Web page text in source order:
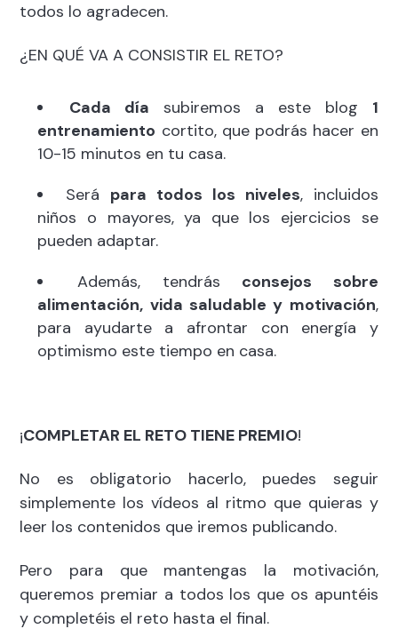
todos lo agradecen.
¿EN QUÉ VA A CONSISTIR EL RETO?
Cada día subiremos a este blog 1
entrenamiento cortito, que podrás hacer en
10-15 minutos en tu casa.
Será para todos los niveles, incluidos
niños o mayores, ya que los ejercicios se
pueden adaptar.
Además, tendrás consejos sobre
alimentación, vida saludable y motivación,
para ayudarte a afrontar con energía y
optimismo este tiempo en casa.
¡COMPLETAR EL RETO TIENE PREMIO!
No es obligatorio hacerlo, puedes seguir
simplemente los vídeos al ritmo que quieras y
leer los contenidos que iremos publicando.
Pero para que mantengas la motivación,
queremos premiar a todos los que os apuntéis
y completéis el reto hasta el final.